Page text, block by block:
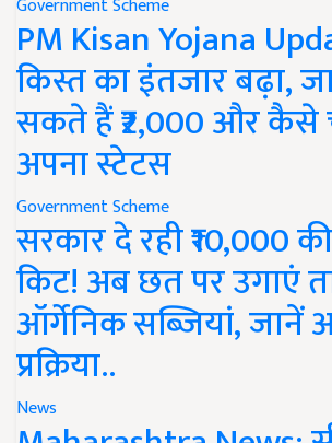
PM Kisan Yojana
किस्त का इंतजार बढ़ा,
सकते हैं ₹2,000 और
अपना स्टेटस
Government Scheme
सरकार दे रही ₹10,000
किट! अब छत पर उगाएं
ऑर्गेनिक सब्जियां,
प्रक्रिया..
News